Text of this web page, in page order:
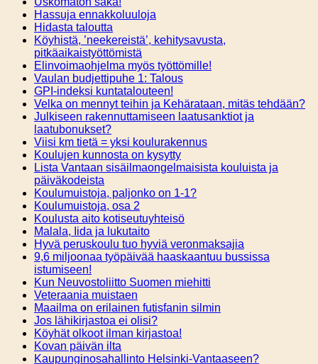
Hassuja ennakkoluuloja
Hidasta taloutta
Köyhistä, ’neekereistä’, kehitysavusta,
pitkäaikaistyöttömistä
Elinvoimaohjelma myös työttömille!
Vaulan budjettipuhe 1: Talous
GPI-indeksi kuntatalouteen!
Velka on mennyt teihin ja Kehärataan, mitäs tehdään?
Julkiseen rakennuttamiseen laatusanktiot ja
laatubonukset?
Viisi km tietä = yksi koulurakennus
Koulujen kunnosta on kysytty
Lista Vantaan sisäilmaongelmaisista kouluista ja
päiväkodeista
Koulumuistoja, paljonko on 1-1?
Koulumuistoja, osa 2
Koulusta aito kotiseutuyhteisö
Malala, Iida ja lukutaito
Hyvä peruskoulu tuo hyviä veronmaksajia
9,6 miljoonaa työpäivää haaskaantuu bussissa
istumiseen!
Kun Neuvostoliitto Suomen miehitti
Veteraania muistaen
Maailma on erilainen futisfanin silmin
Jos lähikirjastoa ei olisi?
Köyhät olkoot ilman kirjastoa!
Kovan päivän ilta
Kaupunginosahallinto Helsinki-Vantaaseen?